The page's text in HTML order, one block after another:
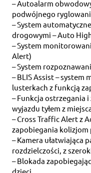
– Autoalarm
podwójnego
– System
drogowymi – Auto
– System
Alert)
– System
– BLIS Assist –
lusterkach z funkcją
– Funkcja ostrzegania
wyjazdu tyłem z
– Cross Traffic Alert z
zapobiegania kolizjom
– Kamera ułatwiająca
rozdzielczości, z
– Blokada
dzieci